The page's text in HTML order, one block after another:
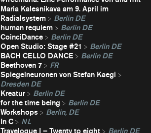
Maria Kalesnikava am 9. April im
Radialsystem
Berlin DE
human requiem
Berlin DE
CoinciDance
Berlin DE
Open Studio: Stage #21
Berlin DE
BACH CELLO DANCE
Berlin DE
Beethoven 7
FR
Spiegelneuronen von Stefan Kaegi
Dresden DE
Kreatur
Berlin DE
for the time being
Berlin DE
Workshops
Berlin, DE
In C
NL
Travelogue I – Twenty to eight
Berlin DE